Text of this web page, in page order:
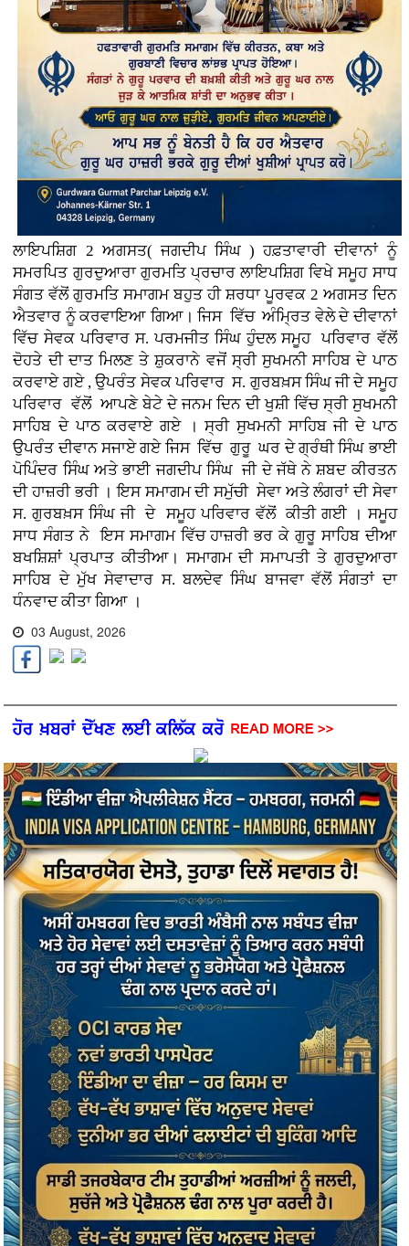
ਲਾਇਪਸ਼ਿਗ 2 ਅਗਸਤ( ਜਗਦੀਪ ਸਿੰਘ ) ਹਫ਼ਤਾਵਾਰੀ ਦੀਵਾਨਾਂ ਨੂੰ
ਸਮਰਪਿਤ ਗੁਰਦੁਆਰਾ ਗੁਰਮਤਿ ਪ੍ਰਚਾਰ ਲਾਇਪਸ਼ਿਗ ਵਿਖੇ ਸਮੂਹ ਸਾਧ
ਸੰਗਤ ਵੱਲੋਂ ਗੁਰਮਤਿ ਸਮਾਗਮ ਬਹੁਤ ਹੀ ਸ਼ਰਧਾ ਪੂਰਵਕ 2 ਅਗਸਤ ਦਿਨ
ਐਤਵਾਰ ਨੂੰ ਕਰਵਾਇਆ ਗਿਆ। ਜਿਸ ਵਿੱਚ ਅੰਮ੍ਰਿਤ ਵੇਲੇ ਦੇ ਦੀਵਾਨਾਂ
ਵਿੱਚ ਸੇਵਕ ਪਰਿਵਾਰ ਸ. ਪਰਮਜੀਤ ਸਿੰਘ ਹੁੰਦਲ ਸਮੂਹ ਪਰਿਵਾਰ ਵੱਲੋਂ
ਦੋਹਤੇ ਦੀ ਦਾਤ ਮਿਲਣ ਤੇ ਸ਼ੁਕਰਾਨੇ ਵਜੋਂ ਸ੍ਰੀ ਸੁਖਮਨੀ ਸਾਹਿਬ ਦੇ ਪਾਠ
ਕਰਵਾਏ ਗਏ , ਉਪਰੰਤ ਸੇਵਕ ਪਰਿਵਾਰ ਸ. ਗੁਰਬਖ਼ਸ ਸਿੰਘ ਜੀ ਦੇ ਸਮੂਹ
ਪਰਿਵਾਰ ਵੱਲੋਂ ਆਪਣੇ ਬੇਟੇ ਦੇ ਜਨਮ ਦਿਨ ਦੀ ਖੁਸ਼ੀ ਵਿੱਚ ਸ੍ਰੀ ਸੁਖਮਨੀ
ਸਾਹਿਬ ਦੇ ਪਾਠ ਕਰਵਾਏ ਗਏ । ਸ੍ਰੀ ਸੁਖਮਨੀ ਸਾਹਿਬ ਜੀ ਦੇ ਪਾਠ
ਉਪਰੰਤ ਦੀਵਾਨ ਸਜਾਏ ਗਏ ਜਿਸ ਵਿੱਚ ਗੁਰੂ ਘਰ ਦੇ ਗ੍ਰੰਥੀ ਸਿੰਘ ਭਾਈ
ਪੋਪਿੰਦਰ ਸਿੰਘ ਅਤੇ ਭਾਈ ਜਗਦੀਪ ਸਿੰਘ ਜੀ ਦੇ ਜੱਥੇ ਨੇ ਸ਼ਬਦ ਕੀਰਤਨ
ਦੀ ਹਾਜ਼ਰੀ ਭਰੀ । ਇਸ ਸਮਾਗਮ ਦੀ ਸਮੁੱਚੀ ਸੇਵਾ ਅਤੇ ਲੰਗਰਾਂ ਦੀ ਸੇਵਾ
ਸ. ਗੁਰਬਖ਼ਸ ਸਿੰਘ ਜੀ ਦੇ ਸਮੂਹ ਪਰਿਵਾਰ ਵੱਲੋਂ ਕੀਤੀ ਗਈ । ਸਮੂਹ
ਸਾਧ ਸੰਗਤ ਨੇ ਇਸ ਸਮਾਗਮ ਵਿੱਚ ਹਾਜ਼ਰੀ ਭਰ ਕੇ ਗੁਰੂ ਸਾਹਿਬ ਦੀਆ
ਬਖਸ਼ਿਸ਼ਾਂ ਪ੍ਰਪਾਤ ਕੀਤੀਆ। ਸਮਾਗਮ ਦੀ ਸਮਾਪਤੀ ਤੇ ਗੁਰਦੁਆਰਾ
ਸਾਹਿਬ ਦੇ ਮੁੱਖ ਸੇਵਾਦਾਰ ਸ. ਬਲਦੇਵ ਸਿੰਘ ਬਾਜਵਾ ਵੱਲੋਂ ਸੰਗਤਾਂ ਦਾ
ਧੰਨਵਾਦ ਕੀਤਾ ਗਿਆ ।
03 August, 2026